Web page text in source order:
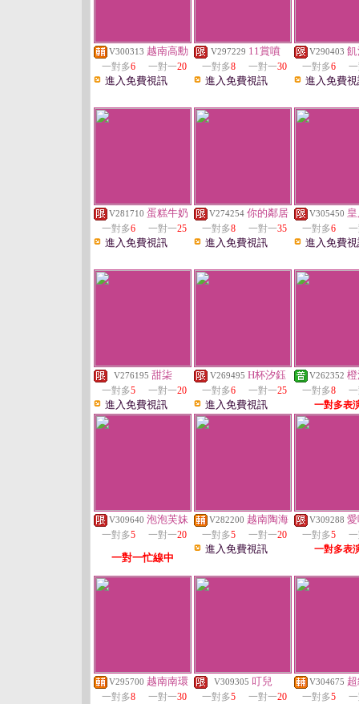
V300313 越南高勳
一對多6 一對一20
進入免費視訊
V297229 11賞噴
一對多8 一對一30
進入免費視訊
V290403
一對多6
進入免費
V281710 蛋糕牛奶
一對多6 一對一25
進入免費視訊
V274254 你的鄰居
一對多8 一對一35
進入免費視訊
V305450
一對多6
進入免費
V276195 甜柒
一對多5 一對一20
進入免費視訊
V269495 H杯汐鈺
一對多6 一對一25
進入免費視訊
V262352
一對多8
一對多表
V309640 泡泡芙妹
一對多5 一對一20
一對一忙線中
V282200 越南陶海
一對多5 一對一20
進入免費視訊
V309288
一對多5
一對多表
V295700 越南南環
一對多8 一對一30
V309305 叮兒
一對多5 一對一20
V304675
一對多5